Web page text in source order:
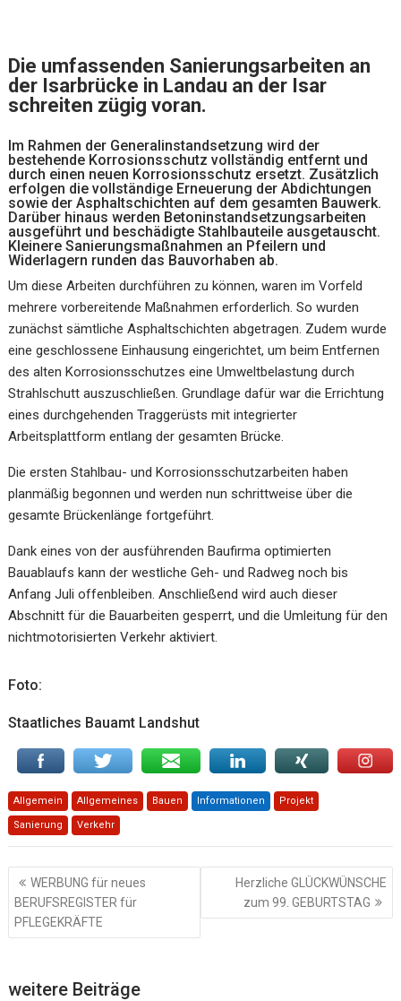
Die umfassenden Sanierungsarbeiten an
der Isarbrücke in Landau an der Isar
schreiten zügig voran.
Im Rahmen der Generalinstandsetzung wird der
bestehende Korrosionsschutz vollständig entfernt und
durch einen neuen Korrosionsschutz ersetzt. Zusätzlich
erfolgen die vollständige Erneuerung der Abdichtungen
sowie der Asphaltschichten auf dem gesamten Bauwerk.
Darüber hinaus werden Betoninstandsetzungsarbeiten
ausgeführt und beschädigte Stahlbauteile ausgetauscht.
Kleinere Sanierungsmaßnahmen an Pfeilern und
Widerlagern runden das Bauvorhaben ab.
Um diese Arbeiten durchführen zu können, waren im Vorfeld
mehrere vorbereitende Maßnahmen erforderlich. So wurden
zunächst sämtliche Asphaltschichten abgetragen. Zudem wurde
eine geschlossene Einhausung eingerichtet, um beim Entfernen
des alten Korrosionsschutzes eine Umweltbelastung durch
Strahlschutt auszuschließen. Grundlage dafür war die Errichtung
eines durchgehenden Traggerüsts mit integrierter
Arbeitsplattform entlang der gesamten Brücke.
Die ersten Stahlbau- und Korrosionsschutzarbeiten haben
planmäßig begonnen und werden nun schrittweise über die
gesamte Brückenlänge fortgeführt.
Dank eines von der ausführenden Baufirma optimierten
Bauablaufs kann der westliche Geh- und Radweg noch bis
Anfang Juli offenbleiben. Anschließend wird auch dieser
Abschnitt für die Bauarbeiten gesperrt, und die Umleitung für den
nichtmotorisierten Verkehr aktiviert.
Foto:
Staatliches Bauamt Landshut
Allgemein Allgemeines Bauen Informationen Projekt
Sanierung Verkehr
Beitragsnavigation
WERBUNG für neues
BERUFSREGISTER für
PFLEGEKRÄFTE
Herzliche GLÜCKWÜNSCHE
zum 99. GEBURTSTAG
weitere Beiträge